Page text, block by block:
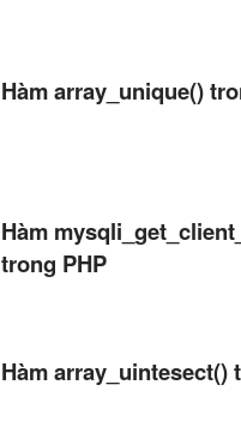
Hàm array_unique()
Hàm
trong PHP
Hàm array_uintesect()